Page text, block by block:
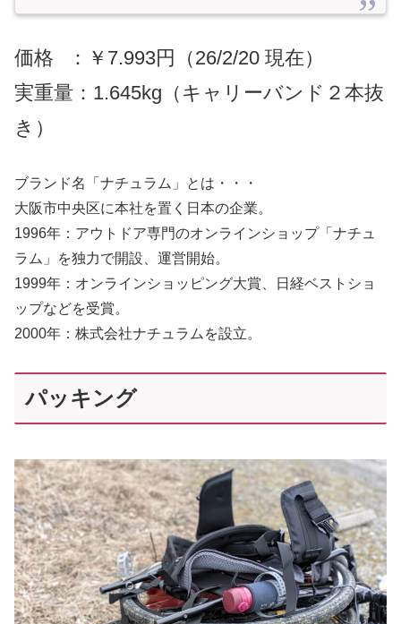
価格 ： ￥7.993円（26/2/20 現在）
実重量：1.645kg（キャリーバンド２本抜
き）
ブランド名「ナチュラム」とは・・・
大阪市中央区に本社を置く日本の企業。
1996年：アウトドア専門のオンラインショップ「ナチュ
ラム」を独力で開設、運営開始。
1999年：オンラインショッピング大賞、日経ベストショ
ップなどを受賞。
2000年：株式会社ナチュラムを設立。
パッキング